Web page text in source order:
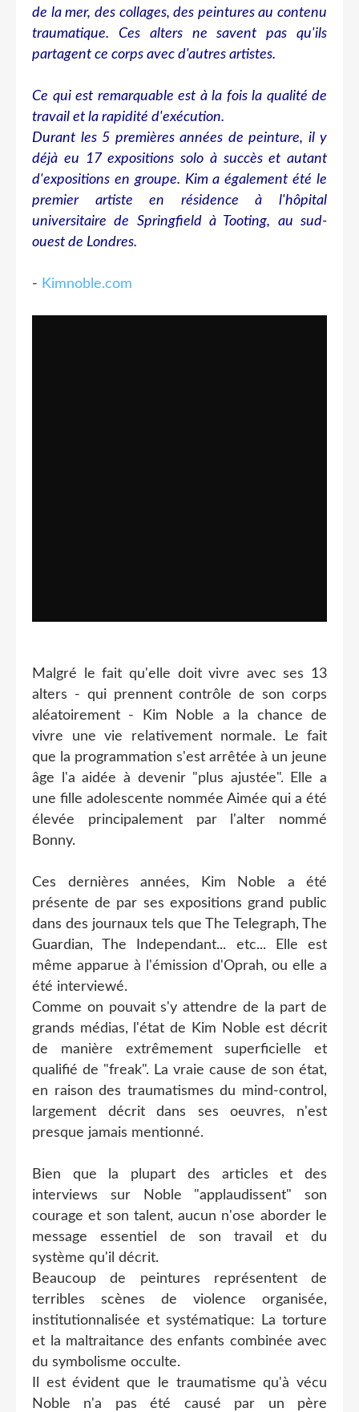
de la mer, des collages, des peintures au contenu
traumatique. Ces alters ne savent pas qu'ils
partagent ce corps avec d'autres artistes.
Ce qui est remarquable est à la fois la qualité de
travail et la rapidité d'exécution.
Durant les 5 premières années de peinture, il y
déjà eu 17 expositions solo à succès et autant
d'expositions en groupe. Kim a également été le
premier artiste en résidence à l'hôpital
universitaire de Springfield à Tooting, au sud-
ouest de Londres.
- Kimnoble.com
Malgré le fait qu'elle doit vivre avec ses 13
alters - qui prennent contrôle de son corps
aléatoirement - Kim Noble a la chance de
vivre une vie relativement normale. Le fait
que la programmation s'est arrêtée à un jeune
âge l'a aidée à devenir "plus ajustée". Elle a
une fille adolescente nommée Aimée qui a été
élevée principalement par l'alter nommé
Bonny.
Ces dernières années, Kim Noble a été
présente de par ses expositions grand public
dans des journaux tels que The Telegraph, The
Guardian, The Independant... etc... Elle est
même apparue à l'émission d'Oprah, ou elle a
été interviewé.
Comme on pouvait s'y attendre de la part de
grands médias, l'état de Kim Noble est décrit
de manière extrêmement superficielle et
qualifié de "freak". La vraie cause de son état,
en raison des traumatismes du mind-control,
largement décrit dans ses oeuvres, n'est
presque jamais mentionné.
Bien que la plupart des articles et des
interviews sur Noble "applaudissent" son
courage et son talent, aucun n'ose aborder le
message essentiel de son travail et du
système qu'il décrit.
Beaucoup de peintures représentent de
terribles scènes de violence organisée,
institutionnalisée et systématique: La torture
et la maltraitance des enfants combinée avec
du symbolisme occulte.
Il est évident que le traumatisme qu'à vécu
Noble n'a pas été causé par un père